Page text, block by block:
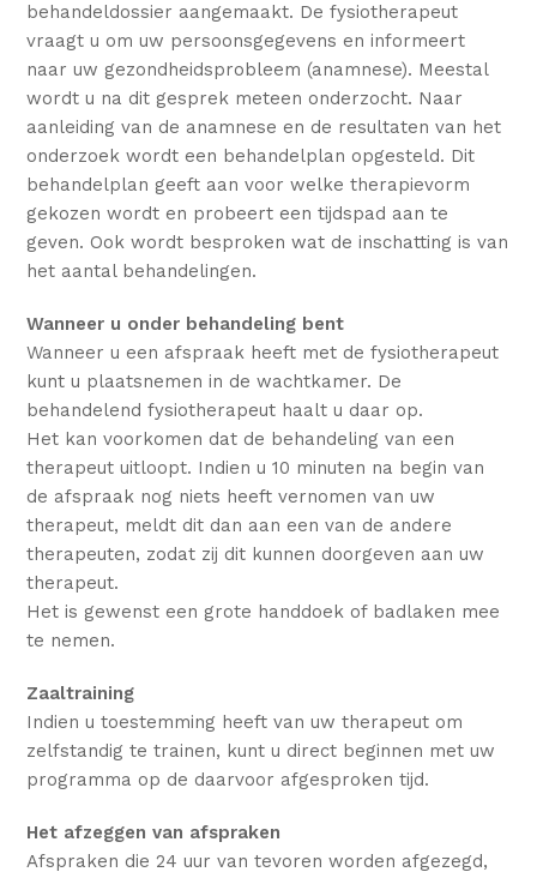
behandeldossier aangemaakt. De fysiotherapeut
vraagt u om uw persoonsgegevens en informeert
naar uw gezondheidsprobleem (anamnese). Meestal
wordt u na dit gesprek meteen onderzocht. Naar
aanleiding van de anamnese en de resultaten van het
onderzoek wordt een behandelplan opgesteld. Dit
behandelplan geeft aan voor welke therapievorm
gekozen wordt en probeert een tijdspad aan te
geven. Ook wordt besproken wat de inschatting is van
het aantal behandelingen.
Wanneer u onder behandeling bent
Wanneer u een afspraak heeft met de fysiotherapeut
kunt u plaatsnemen in de wachtkamer. De
behandelend fysiotherapeut haalt u daar op.
Het kan voorkomen dat de behandeling van een
therapeut uitloopt. Indien u 10 minuten na begin van
de afspraak nog niets heeft vernomen van uw
therapeut, meldt dit dan aan een van de andere
therapeuten, zodat zij dit kunnen doorgeven aan uw
therapeut.
Het is gewenst een grote handdoek of badlaken mee
te nemen.
Zaaltraining
Indien u toestemming heeft van uw therapeut om
zelfstandig te trainen, kunt u direct beginnen met uw
programma op de daarvoor afgesproken tijd.
Het afzeggen van afspraken
Afspraken die 24 uur van tevoren worden afgezegd,